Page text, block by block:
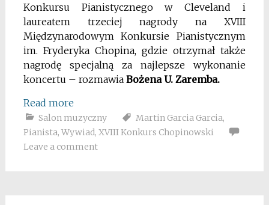
Konkursu Pianistycznego w Cleveland i
laureatem trzeciej nagrody na XVIII
Międzynarodowym Konkursie Pianistycznym
im. Fryderyka Chopina, gdzie otrzymał także
nagrodę specjalną za najlepsze wykonanie
koncertu – rozmawia Bożena U. Zaremba.
Read more
Salon muzyczny Martin Garcia Garcia,
Pianista, Wywiad, XVIII Konkurs Chopinowski
Leave a comment